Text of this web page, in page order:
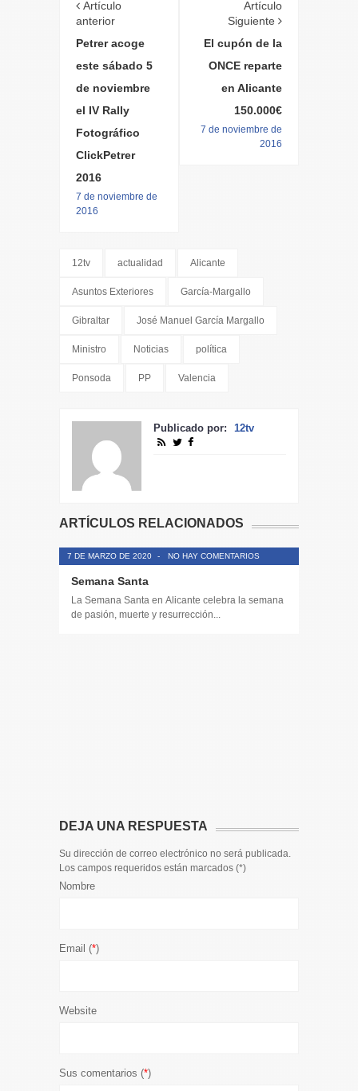
Artículo
anterior
Petrer acoge
este sábado 5
de noviembre
el IV Rally
Fotográfico
ClickPetrer
2016
7 de noviembre de
2016
Artículo
Siguiente
El cupón de la
ONCE reparte
en Alicante
150.000€
7 de noviembre de
2016
12tv actualidad Alicante
Asuntos Exteriores García-Margallo
Gibraltar José Manuel García Margallo
Ministro Noticias política
Ponsoda PP Valencia
Publicado por: 12tv
ARTÍCULOS RELACIONADOS
7 DE MARZO DE 2020 - NO HAY COMENTARIOS
Semana Santa
La Semana Santa en Alicante celebra la semana
de pasión, muerte y resurrección...
DEJA UNA RESPUESTA
Su dirección de correo electrónico no será publicada.
Los campos requeridos están marcados (*)
Nombre
Email (*)
Website
Sus comentarios (*)